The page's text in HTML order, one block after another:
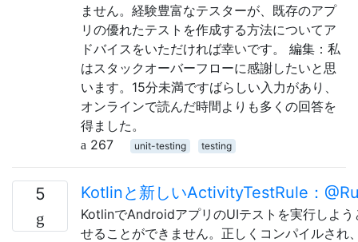
ません。経験豊富なテスターが、既存のアプ
リの優れたテストを作成する方法についてア
ドバイスをいただければ幸いです。 編集：私
はスタックオーバーフローに感謝したいと思
います。15分未満ですばらしい入力があり、
オンラインで読んだ時間よりも多くの回答を
得ました。
267
unit-testing testing
5 Kotlinと新しいActivityTestRule：
KotlinでAndroidアプリのUIテストを実行しよ
せることができません。正しくコンパイルさ